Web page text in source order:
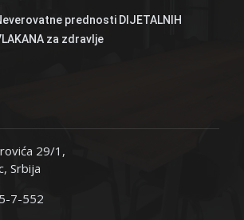
prednosti DIJETALNIH
za zdravlje
29/1,
Srbija
7-552